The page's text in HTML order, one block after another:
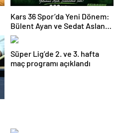
Kars 36 Spor’da Yeni Dönem:
Bülent Ayan ve Sedat Aslan
Göreve Başladı
Süper Lig’de 2. ve 3. hafta
maç programı açıklandı